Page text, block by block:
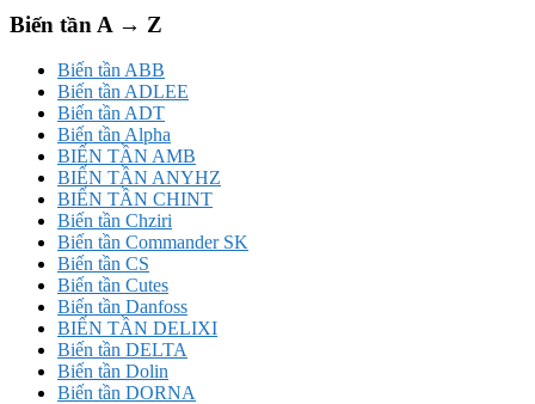
Biến tần A → Z
Biến tần ABB
Biến tần ADLEE
Biến tần ADT
Biến tần Alpha
BIẾN TẦN AMB
BIẾN TẦN ANYHZ
BIẾN TẦN CHINT
Biến tần Chziri
Biến tần Commander SK
Biến tần CS
Biến tần Cutes
Biến tần Danfoss
BIẾN TẦN DELIXI
Biến tần DELTA
Biến tần Dolin
Biến tần DORNA